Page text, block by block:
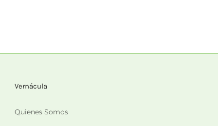
Vernácula
Quienes Somos